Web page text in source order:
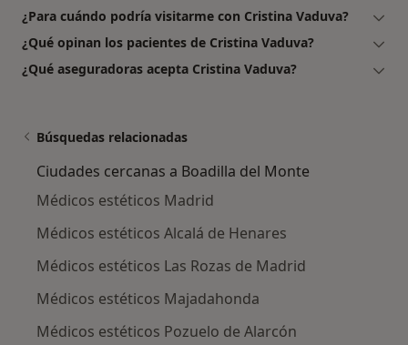
¿Para cuándo podría visitarme con Cristina Vaduva?
¿Qué opinan los pacientes de Cristina Vaduva?
¿Qué aseguradoras acepta Cristina Vaduva?
Búsquedas relacionadas
Ciudades cercanas a Boadilla del Monte
Médicos estéticos Madrid
Médicos estéticos Alcalá de Henares
Médicos estéticos Las Rozas de Madrid
Médicos estéticos Majadahonda
Médicos estéticos Pozuelo de Alarcón